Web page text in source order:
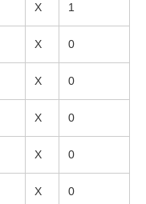
X 1
X 0
X 0
X 0
X 0
X 0